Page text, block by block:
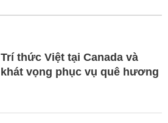
Trí thức Việt tại Canada và
khát vọng phục vụ quê hương